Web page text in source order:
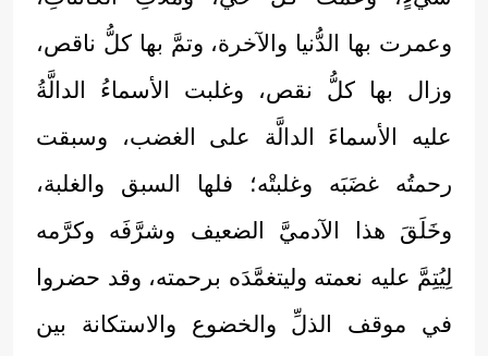
وعمرت بها الدُّنيا والآخرة، وتمَّ بها كلُّ ناقص،
وزال بها كلُّ نقص، وغلبت الأسماءُ الدالَّةُ
عليه الأسماءَ الدالَّة على الغضب، وسبقت
رحمتُه غضَبَه وغلبتْه؛ فلها السبق والغلبة،
وخَلَقَ هذا الآدميَّ الضعيف وشرَّفَه وكرَّمه
لِيُتِمَّ عليه نعمته وليتغمَّدَه برحمته، وقد حضروا
في موقف الذلِّ والخضوع والاستكانة بين